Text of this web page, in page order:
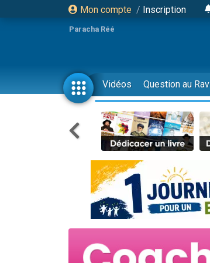
Mon compte / Inscription
Paracha Réé
Vidéos Question au Rav